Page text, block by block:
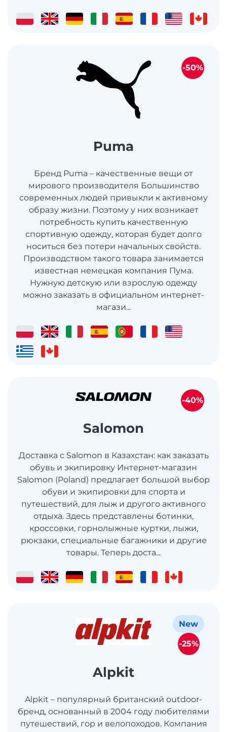
Puma
Бренд Puma – качественные вещи от
мирового производителя Большинство
современных людей привыкли к активному
образу жизни. Поэтому у них возникает
потребность купить качественную
спортивную одежду, которая будет долго
носиться без потери начальных свойств.
Производством такого товара занимается
известная немецкая компания Пума.
Нужную детскую или взрослую одежду
можно заказать в официальном интернет-
магази...
-50%
Salomon
Доставка с Salomon в Казахстан: как заказать
обувь и экипировку Интернет-магазин
Salomon (Poland) предлагает большой выбор
обуви и экипировки для спорта и
путешествий, для лыж и другого активного
отдыха. Здесь представлены ботинки,
кроссовки, горнолыжные куртки, лыжи,
рюкзаки, специальные багажники и другие
товары. Теперь доста...
-40%
Alpkit
Alpkit – популярный британский outdoor-
бренд, основанный в 2004 году любителями
путешествий, гор и велопоходов. Компания
New
-25%